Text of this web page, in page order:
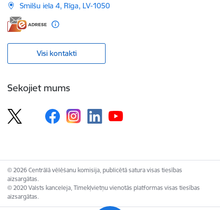
Smilšu iela 4, Rīga, LV-1050
Visi kontakti
Sekojiet mums
© 2026 Centrālā vēlēšanu komisija, publicētā satura visas tiesības
aizsargātas.
© 2020 Valsts kanceleja, Tīmekļvietņu vienotās platformas visas tiesības
aizsargātas.